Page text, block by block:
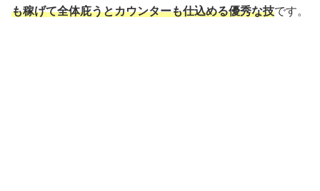
も稼げて全体庇うとカウンターも仕込める優秀な技です。